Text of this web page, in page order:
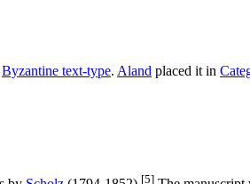
Byzantine text-type. Aland placed it in
[5]